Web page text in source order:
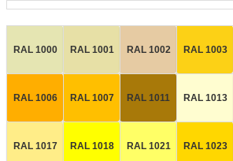
RAL 1000 RAL 1001 RAL 1002 RAL 1003
RAL 1006 RAL 1007 RAL 1011 RAL 1013
RAL 1017 RAL 1018 RAL 1021 RAL 1023